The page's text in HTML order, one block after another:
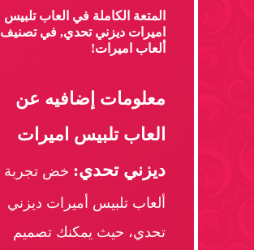
المتعة الكاملة في العاب تلبيس
اميرات ديزني تحدي, في تصنيف
ألعاب اميرات!
معلومات إضافيه عن
العاب تلبيس اميرات
ديزني تحدي: خض تجربة
ألعاب تلبيس أميرات ديزني
تحدي، حيث يمكنك تصميم